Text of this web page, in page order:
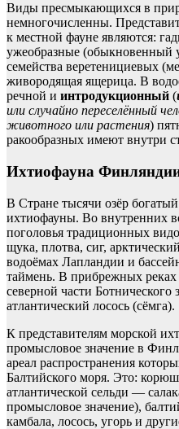
Виды пресмыкающихся в
немногочисленны.
к местной фауне являются:
ужеобразные (обыкновенный
семейства веретенициевых
живородящая ящерица. В
речной и интродукционный (
или случайно переселённый
животного или растения)
ракообразных имеют внутри
Ихтиофауна
В Стране тысячи озёр
ихтиофауны. Во внутренних
поголовья традиционных
щука, плотва, сиг,
водоёмах Лапландии и
таймень. В прибрежных реках
северной части Ботнического
атлантический лосось (сёмга).
К представителям морской
промысловое значение в
ареал распространения
Балтийского моря. Это:
атлантической сельди —
промысловое значение),
камбала, лосось, угорь и